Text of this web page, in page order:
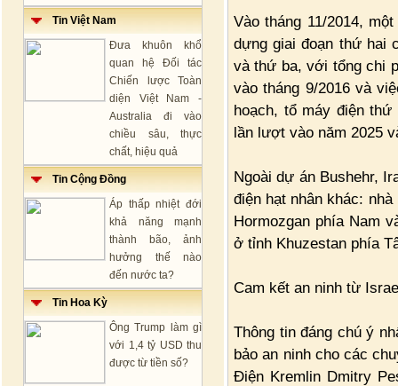
Tin Việt Nam
Đưa khuôn khổ
quan hệ Đối tác
Chiến lược Toàn
diện Việt Nam -
Australia đi vào
chiều sâu, thực
chất, hiệu quả
Tin Cộng Đồng
Áp thấp nhiệt đới
khả năng mạnh
thành bão, ảnh
hưởng thế nào
đến nước ta?
Tin Hoa Kỳ
Ông Trump làm gì
với 1,4 tỷ USD thu
được từ tiền số?
Vào tháng 11/2014,
dựng giai đoạn thứ hai
và thứ ba, với tổng chi
vào tháng 9/2016 và
hoạch, tổ máy điện
lần lượt vào năm 2025
Ngoài dự án Bushehr,
điện hạt nhân khác:
Hormozgan phía Nam
ở tỉnh Khuzestan phía
Cam kết an ninh từ
Thông tin đáng chú ý
bảo an ninh cho các
Điện Kremlin Dmitry